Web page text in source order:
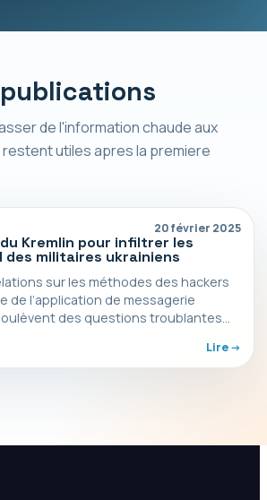
de l'information chaude aux
utiles apres la premiere
20 février 2025
Kremlin pour infiltrer les
des militaires ukrainiens
sur les méthodes des hackers
de l’application de messagerie
des questions troublantes
Lire ->